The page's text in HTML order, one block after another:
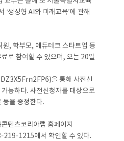
‘생성형 AI와 미래교육’에 관해
원, 학부모, 에듀테크 스타트업 등
로 참여할 수 있으며, 오는 20일
을 통해 사전신
능하다. 사전신청자를 대상으로
등을 증정한다.
텐츠코리아랩 홈페이지
1215에서 확인할 수 있다.